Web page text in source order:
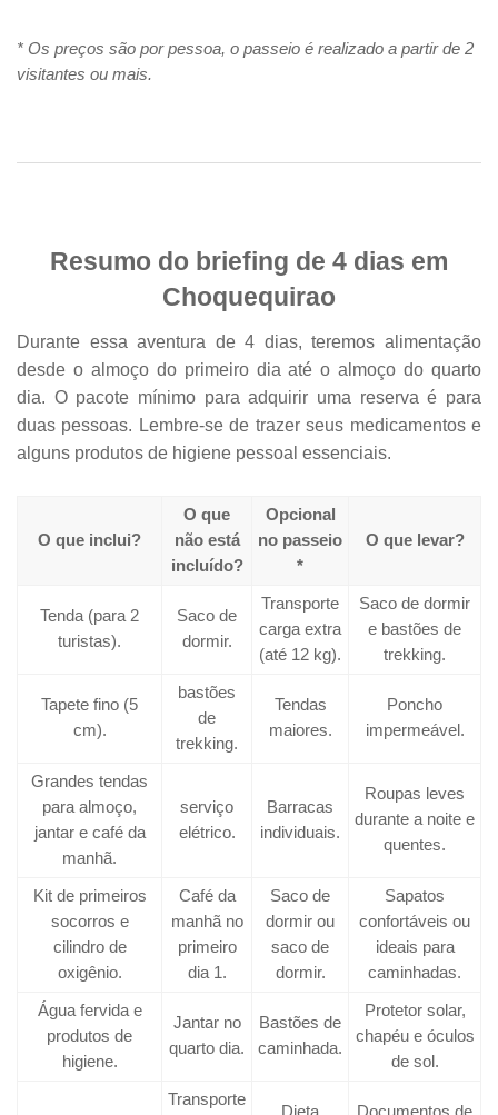
* Os preços são por pessoa, o passeio é realizado a partir de 2
visitantes ou mais.
Resumo do briefing de 4 dias em
Choquequirao
Durante essa aventura de 4 dias, teremos alimentação
desde o almoço do primeiro dia até o almoço do quarto
dia. O pacote mínimo para adquirir uma reserva é para
duas pessoas. Lembre-se de trazer seus medicamentos e
alguns produtos de higiene pessoal essenciais.
O que inclui?
O que
não está
incluído?
Opcional
no passeio
*
O que levar?
Tenda (para 2
turistas).
Saco de
dormir.
Transporte
carga extra
(até 12 kg).
Saco de dormir
e bastões de
trekking.
Tapete fino (5
cm).
bastões
de
trekking.
Tendas
maiores.
Poncho
impermeável.
Grandes tendas
para almoço,
jantar e café da
manhã.
serviço
elétrico.
Barracas
individuais.
Roupas leves
durante a noite e
quentes.
Kit de primeiros
socorros e
cilindro de
oxigênio.
Café da
manhã no
primeiro
dia 1.
Saco de
dormir ou
saco de
dormir.
Sapatos
confortáveis ou
ideais para
caminhadas.
Água fervida e
produtos de
higiene.
Jantar no
quarto dia.
Bastões de
caminhada.
Protetor solar,
chapéu e óculos
de sol.
Transporte
Dieta Documentos de